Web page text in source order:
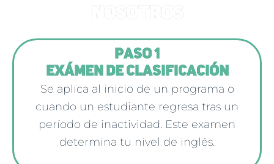
PASO 1
EXÁMEN DE CLASIFICACIÓN
Se aplica al inicio de un programa o
cuando un estudiante regresa tras un
período de inactividad. Este examen
determina tu nivel de inglés.